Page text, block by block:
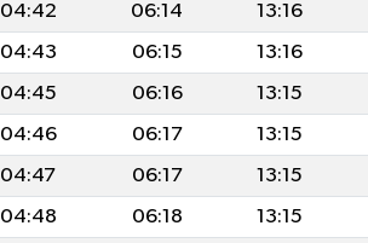
04:42 06:14 13:16
04:43 06:15 13:16
04:45 06:16 13:15
04:46 06:17 13:15
04:47 06:17 13:15
04:48 06:18 13:15